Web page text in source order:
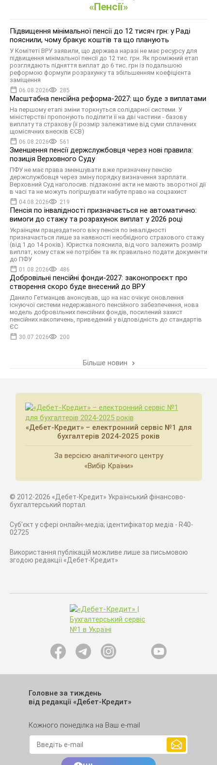
«Пенсії»
Підвищення мінімальної пенсії до 12 тисяч грн: у Раді
пояснили, чому бракує коштів та що планують
У Комітеті ВРУ заявили, що держава наразі не має ресурсу для
підвищення мінімальної пенсії до 12 тис. грн. Як проміжний етап
розглядають підняття виплат до 6 тис. грн із подальшою
реформою формули розрахунку та збільшенням коефіцієнта
заміщення
06.08.2026 285
Масштабна пенсійна реформа-2027: що буде з виплатами
На першому етапі зміни торкнуться солідарної системи. У
міністерстві пропонують поділити її на дві частини - базову
виплату та страхову (її розмір залежатиме від суми сплачених
щомісячних внесків ЄСВ)
06.08.2026 561
Зменшення пенсії держслужбовця через нові правила:
позиція Верховного Суду
ПФУ не має права зменшувати вже призначену пенсію
держслужбовця через зміну порядку визначення зарплати.
Верховний Суд наголосив: підзаконні акти не мають зворотної дії
в часі та не можуть погіршувати набуте право на соцзахист
04.08.2026 219
Пенсія по інвалідності призначається не автоматично:
вимоги до стажу та розрахунок виплат у 2026 році
Українцям працездатного віку пенсія по інвалідності
призначається лише за наявності необхідного страхового стажу
(від 1 до 14 років). Юристка пояснила, від чого залежить розмір
виплат, кому стаж не потрібен та як правильно подати документи
до ПФУ
01.08.2026 486
Добровільні пенсійні фонди-2027: законопроєкт про
створення скоро буде внесений до ВРУ
Данило Гетманцев анонсував, що на нас очікує оновлення
існуючої системи недержавного пенсійного забезпечення, нова
модель добровільних пенсійних фондів, посилений захист
пенсійних накопичень, приведений у відповідність до стандартів
ЄС
30.07.2026 200
Більше новин
«Дебет-Кредит» – електронний сервіс №1 для
бухгалтерів 2024-2025 років
За версією аналітичного центру
«Вибір Країни»
© 2012-2026 «Дебет-Кредит» Український фінансово-
бухгалтерський портал.
Суб'єкт у сфері онлайн-медіа; ідентифікатор медіа - R40-
02725
Використання публікацій можливе лише за письмовою
згодою редакції «Дебет-Кредит»
Головне за тиждень
від редакції «Дебет-Кредит»
Кожного понеділка на Ваш e-mail